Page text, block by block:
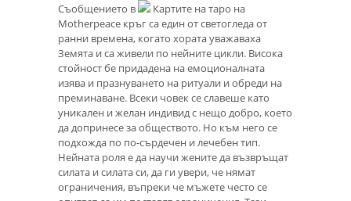
Съобщението в
Картите на таро на
Motherpeace кръг са един от светогледа от
ранни времена, когато хората уважаваха
Земята и са живели по нейните цикли. Висока
стойност бе придадена на емоционалната
изява и празнуването на ритуали и обреди на
преминаване. Всеки човек се славеше като
уникален и желан индивид с нещо добро, което
да допринесе за обществото. Но към него се
подхожда по по-сърдечен и лечебен тип.
Нейната роля е да научи жените да възвръщат
силата и силата си, да ги увери, че нямат
ограничения, въпреки че мъжете често се